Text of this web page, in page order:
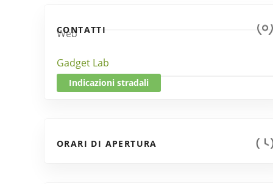
CONTATTI
Web
Gadget Lab
Indicazioni stradali
ORARI DI APERTURA